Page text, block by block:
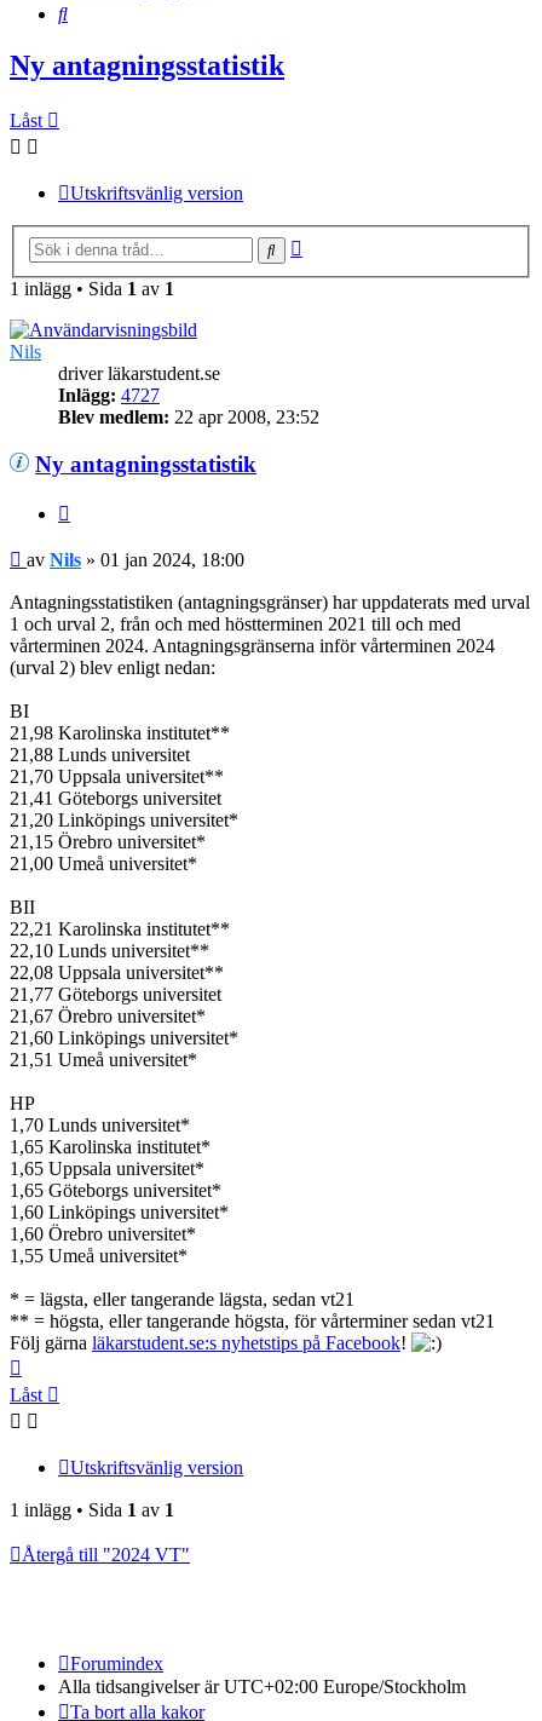
Sök
Ny antagningsstatistik
Låst
Utskriftsvänlig version
Sök
1 inlägg • Sida 1 av 1
Nils
driver läkarstudent.se
Inlägg: 4727
Blev medlem: 22 apr 2008, 23:52
Ny antagningsstatistik
Inlägg
av Nils » 01 jan 2024, 18:00
Antagningsstatistiken (antagningsgränser) har uppdaterats med urval
1 och urval 2, från och med höstterminen 2021 till och med
vårterminen 2024. Antagningsgränserna inför vårterminen 2024
(urval 2) blev enligt nedan:
BI
21,98 Karolinska institutet**
21,88 Lunds universitet
21,70 Uppsala universitet**
21,41 Göteborgs universitet
21,20 Linköpings universitet*
21,15 Örebro universitet*
21,00 Umeå universitet*
BII
22,21 Karolinska institutet**
22,10 Lunds universitet**
22,08 Uppsala universitet**
21,77 Göteborgs universitet
21,67 Örebro universitet*
21,60 Linköpings universitet*
21,51 Umeå universitet*
HP
1,70 Lunds universitet*
1,65 Karolinska institutet*
1,65 Uppsala universitet*
1,65 Göteborgs universitet*
1,60 Linköpings universitet*
1,60 Örebro universitet*
1,55 Umeå universitet*
* = lägsta, eller tangerande lägsta, sedan vt21
** = högsta, eller tangerande högsta, för vårterminer sedan vt21
Följ gärna läkarstudent.se:s nyhetstips på Facebook!
Låst
Utskriftsvänlig version
1 inlägg • Sida 1 av 1
Återgå till "2024 VT"
Forumindex
Alla tidsangivelser är UTC+02:00 Europe/Stockholm
Ta bort alla kakor